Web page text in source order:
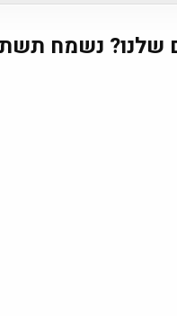
נשמח